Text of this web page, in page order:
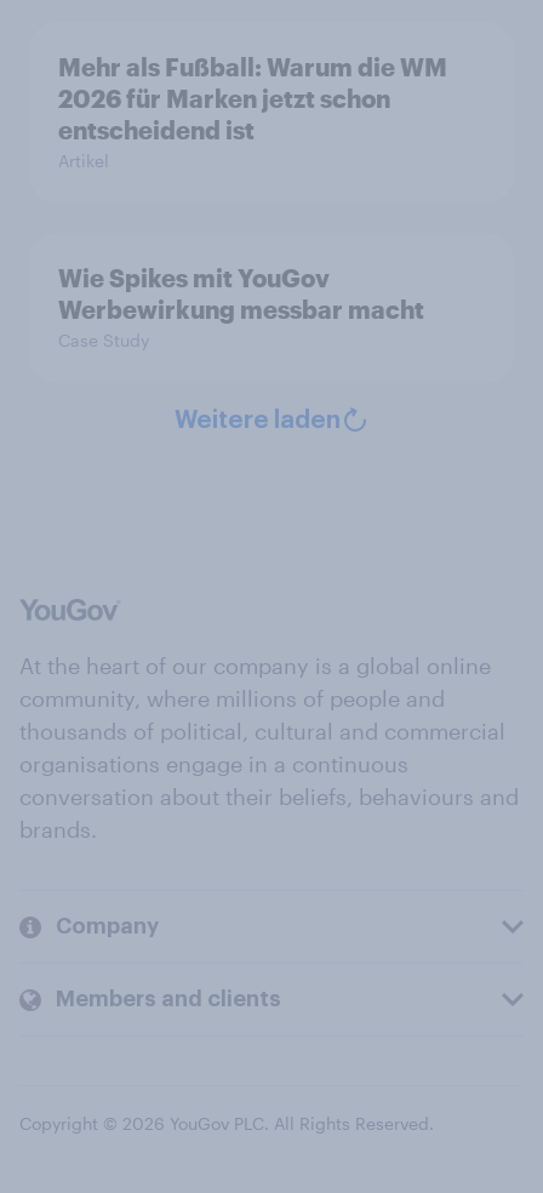
Mehr als Fußball: Warum die WM
2026 für Marken jetzt schon
entscheidend ist
Artikel
Wie Spikes mit YouGov
Werbewirkung messbar macht
Case Study
Weitere laden
At the heart of our company is a global online
community, where millions of people and
thousands of political, cultural and commercial
organisations engage in a continuous
conversation about their beliefs, behaviours and
brands.
Company
Members and clients
Copyright © 2026 YouGov PLC. All Rights Reserved.